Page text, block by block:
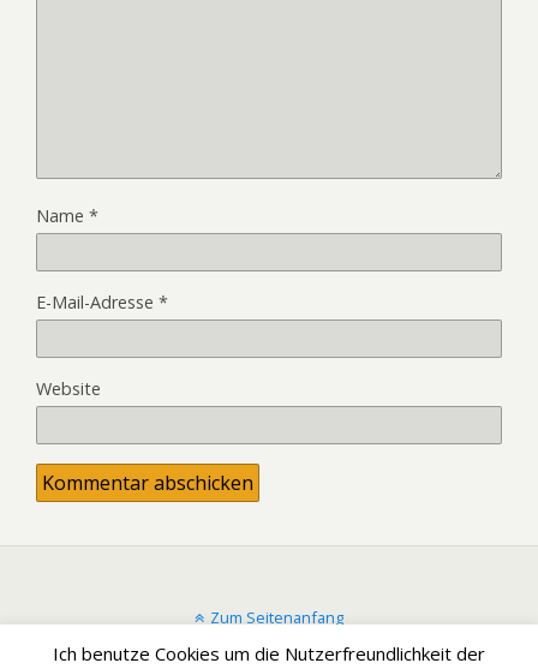
Name *
E-Mail-Adresse *
Website
Zum Seitenanfang
Ich benutze Cookies um die Nutzerfreundlichkeit der